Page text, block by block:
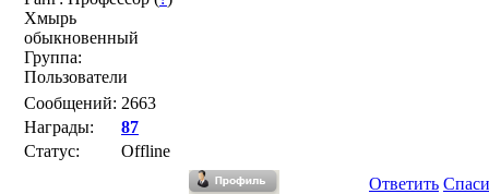
Хмырь
обыкновенный
Группа:
Пользователи
Сообщений: 2663
Награды:
87
Статус:
Offline
Ответить